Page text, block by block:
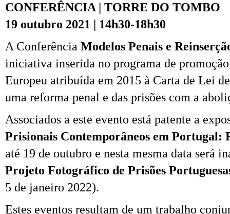
CONFERÊNCIA | TORRE DO TOMBO
19 outubro 2021 | 14h30-18h30
A Conferência Modelos Penais e
iniciativa inserida no programa de
Europeu atribuída em 2015 à Carta de Lei
uma reforma penal e das prisões com a
Associados a este evento está patente a
Prisionais Contemporâneos em Portugal:
até 19 de outubro e nesta mesma data será
Projeto Fotográfico de Prisões
5 de janeiro 2022).
Estes eventos resultam de um trabalho